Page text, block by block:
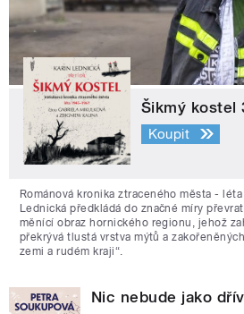
Šikmý kostel
Koupit
Románová kronika ztraceného města -
Lednická předkládá do značné míry
měnící obraz hornického regionu, jehož
překrývá tlustá vrstva mýtů a
zemi a rudém kraji“.
Nic nebude jako dřív